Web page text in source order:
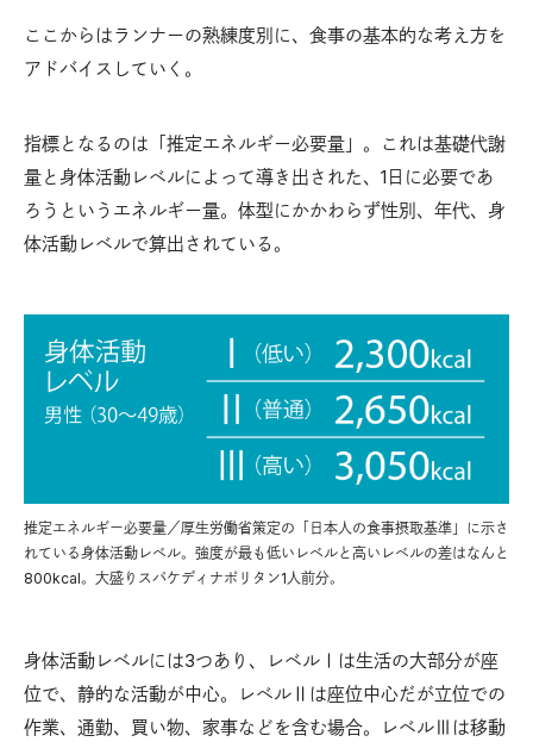
ここからはランナーの熟練度別に、食事の基本的な考え方を
アドバイスしていく。
指標となるのは「推定エネルギー必要量」。これは基礎代謝
量と身体活動レベルによって導き出された、1日に必要であ
ろうというエネルギー量。体型にかかわらず性別、年代、身
体活動レベルで算出されている。
推定エネルギー必要量／厚生労働省策定の「日本人の食事摂取基準」に示さ
れている身体活動レベル。強度が最も低いレベルと高いレベルの差はなんと
800kcal。大盛りスパケディナポリタン1人前分。
身体活動レベルには3つあり、レベルⅠは生活の大部分が座
位で、静的な活動が中心。レベルⅡは座位中心だが立位での
作業、通勤、買い物、家事などを含む場合。レベルⅢは移動